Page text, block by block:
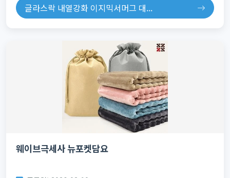
글라스락 내열강화 이지믹서머그 대...
웨이브극세사 뉴포켓담요